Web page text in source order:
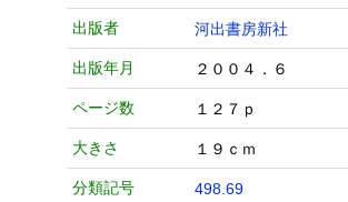
出版者 河出書房新社
出版年月 ２００４．６
ページ数 １２７ｐ
大きさ １９ｃｍ
分類記号 498.69